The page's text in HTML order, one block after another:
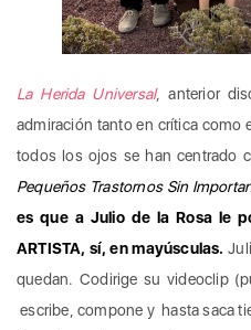
La Herida Universal, anterior
admiración tanto en crítica como
todos los ojos se han centrado
Pequeños Trastornos Sin
es que a Julio de la Rosa le
ARTISTA, sí, en mayúsculas.
quedan. Codirige su videoclip
escribe, compone y hasta saca